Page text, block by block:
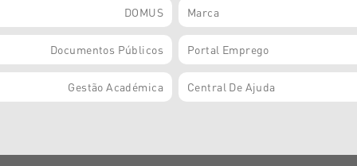
DOMUS Marca
Documentos Públicos Portal Emprego
Gestão Académica Central De Ajuda